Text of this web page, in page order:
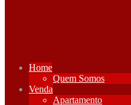
Home
Quem Somos
Venda
Apartamento